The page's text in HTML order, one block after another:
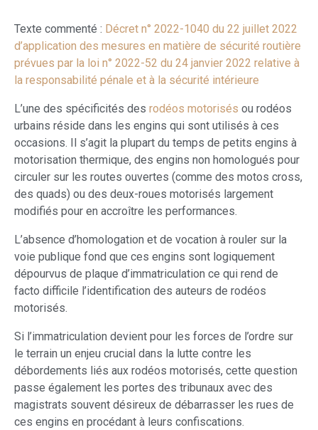
Texte commenté : Décret n° 2022-1040 du 22 juillet 2022
d’application des mesures en matière de sécurité routière
prévues par la loi n° 2022-52 du 24 janvier 2022 relative à
la responsabilité pénale et à la sécurité intérieure
L’une des spécificités des rodéos motorisés ou rodéos
urbains réside dans les engins qui sont utilisés à ces
occasions. Il s’agit la plupart du temps de petits engins à
motorisation thermique, des engins non homologués pour
circuler sur les routes ouvertes (comme des motos cross,
des quads) ou des deux-roues motorisés largement
modifiés pour en accroître les performances.
L’absence d’homologation et de vocation à rouler sur la
voie publique fond que ces engins sont logiquement
dépourvus de plaque d’immatriculation ce qui rend de
facto difficile l’identification des auteurs de rodéos
motorisés.
Si l’immatriculation devient pour les forces de l’ordre sur
le terrain un enjeu crucial dans la lutte contre les
débordements liés aux rodéos motorisés, cette question
passe également les portes des tribunaux avec des
magistrats souvent désireux de débarrasser les rues de
ces engins en procédant à leurs confiscations.